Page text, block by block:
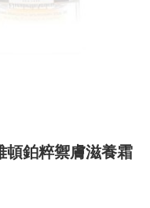
鉑粹禦膚滋養霜